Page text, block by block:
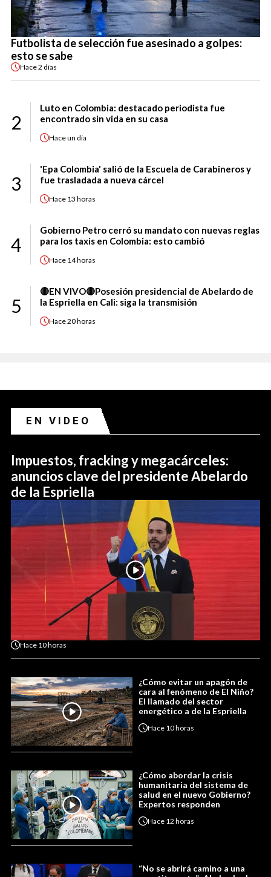
Futbolista de selección fue asesinado a golpes:
esto se sabe
Hace2 días
2
Luto en Colombia: destacado periodista fue
encontrado sin vida en su casa
Haceun día
3
'Epa Colombia' salió de la Escuela de Carabineros y
fue trasladada a nueva cárcel
Hace 13 horas
4
Gobierno Petro cerró su mandato con nuevas reglas
para los taxis en Colombia: esto cambió
Hace 14 horas
5
🔴EN VIVO🔴Posesión presidencial de Abelardo de
la Espriella en Cali: siga la transmisión
Hace20 horas
EN VIDEO
Impuestos, fracking y megacárceles:
anuncios clave del presidente Abelardo
de la Espriella
Hace 10 horas
¿Cómo evitar un apagón de
cara al fenómeno de El Niño?
El llamado del sector
energético a de la Espriella
Hace 10 horas
¿Cómo abordar la crisis
humanitaria del sistema de
salud en el nuevo Gobierno?
Expertos responden
Hace 12 horas
“No se abrirá camino a una